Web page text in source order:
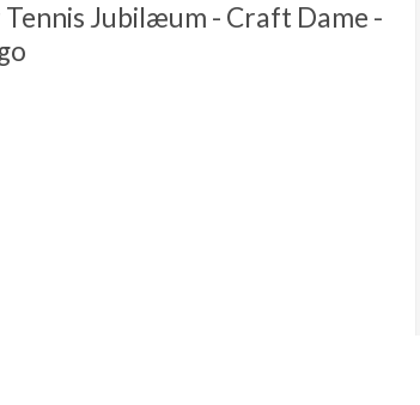
Jubilæum - Craft Dame -